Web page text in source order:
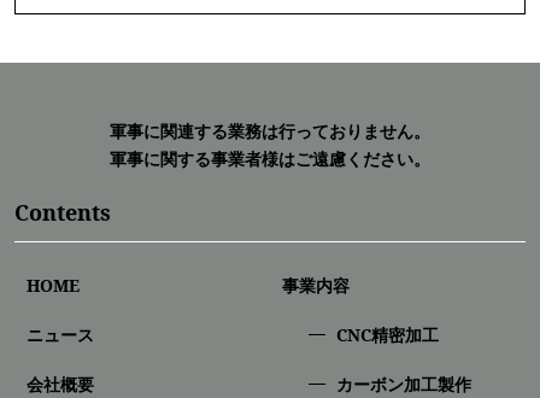
軍事に関連する業務は行っておりません。
軍事に関する事業者様はご遠慮ください。
Contents
HOME
ニュース
会社概要
事業内容
CNC精密加⼯
カーボン加工製作